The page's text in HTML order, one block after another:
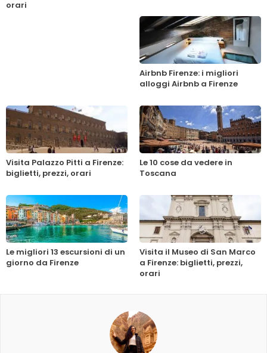
orari
Airbnb Firenze: i migliori
alloggi Airbnb a Firenze
Visita Palazzo Pitti a Firenze:
biglietti, prezzi, orari
Le 10 cose da vedere in
Toscana
Le migliori 13 escursioni di un
giorno da Firenze
Visita il Museo di San Marco
a Firenze: biglietti, prezzi,
orari